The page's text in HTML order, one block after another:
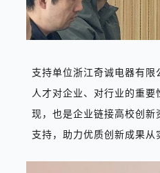
支持单位浙江奇诚电器有
人才对企业、对行业的重
现，也是企业链接高校创
支持，助力优质创新成果从